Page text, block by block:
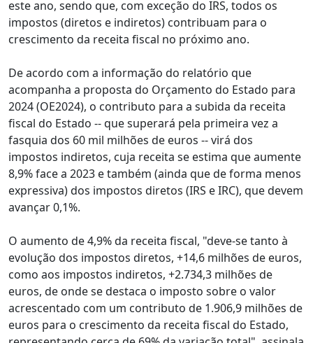
este ano, sendo que, com exceção do IRS, todos os
impostos (diretos e indiretos) contribuam para o
crescimento da receita fiscal no próximo ano.
De acordo com a informação do relatório que
acompanha a proposta do Orçamento do Estado para
2024 (OE2024), o contributo para a subida da receita
fiscal do Estado -- que superará pela primeira vez a
fasquia dos 60 mil milhões de euros -- virá dos
impostos indiretos, cuja receita se estima que aumente
8,9% face a 2023 e também (ainda que de forma menos
expressiva) dos impostos diretos (IRS e IRC), que devem
avançar 0,1%.
O aumento de 4,9% da receita fiscal, "deve-se tanto à
evolução dos impostos diretos, +14,6 milhões de euros,
como aos impostos indiretos, +2.734,3 milhões de
euros, de onde se destaca o imposto sobre o valor
acrescentado com um contributo de 1.906,9 milhões de
euros para o crescimento da receita fiscal do Estado,